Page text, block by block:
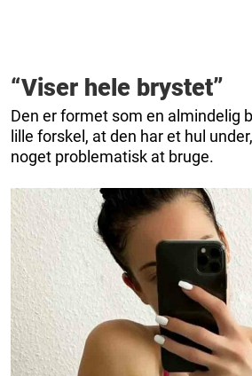
“Viser hele brystet”
Den er formet som en almindelig
lille forskel, at den har et hul
noget problematisk at bruge.